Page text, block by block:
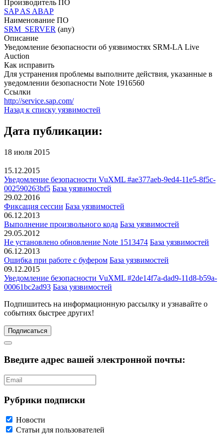
Производитель ПО
SAP AS ABAP
Наименование ПО
SRM_SERVER (any)
Описание
Уведомление безопасности об уязвимостях SRM-LA Live
Auction
Как исправить
Для устранения проблемы выполните действия, указанные в
уведомлении безопасности Note 1916560
Ссылки
http://service.sap.com/
Назад к списку уязвимостей
Дата публикации:
18 июля 2015
15.12.2015
Уведомление безопасности VuXML #ae377aeb-9ed4-11e5-8f5c-
002590263bf5 База уязвимостей
29.02.2016
Фиксация сессии База уязвимостей
06.12.2013
Выполнение произвольного кода База уязвимостей
29.05.2012
Не установлено обновление Note 1513474 База уязвимостей
06.12.2013
Ошибка при работе с буфером База уязвимостей
09.12.2015
Уведомление безопасности VuXML #2de14f7a-dad9-11d8-b59a-
00061bc2ad93 База уязвимостей
Подпишитесь на информационную рассылку и узнавайте о
событиях быстрее других!
Подписаться
Введите адрес вашей электронной почты:
Рубрики подписки
Новости
Статьи для пользователей